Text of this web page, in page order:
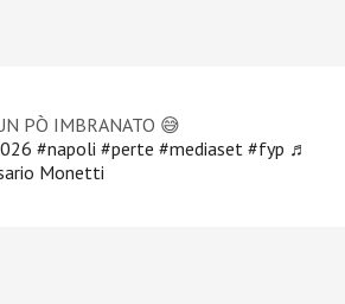
PÒ IMBRANATO 😅
#napoli #perte #mediaset #fyp ♬
Monetti